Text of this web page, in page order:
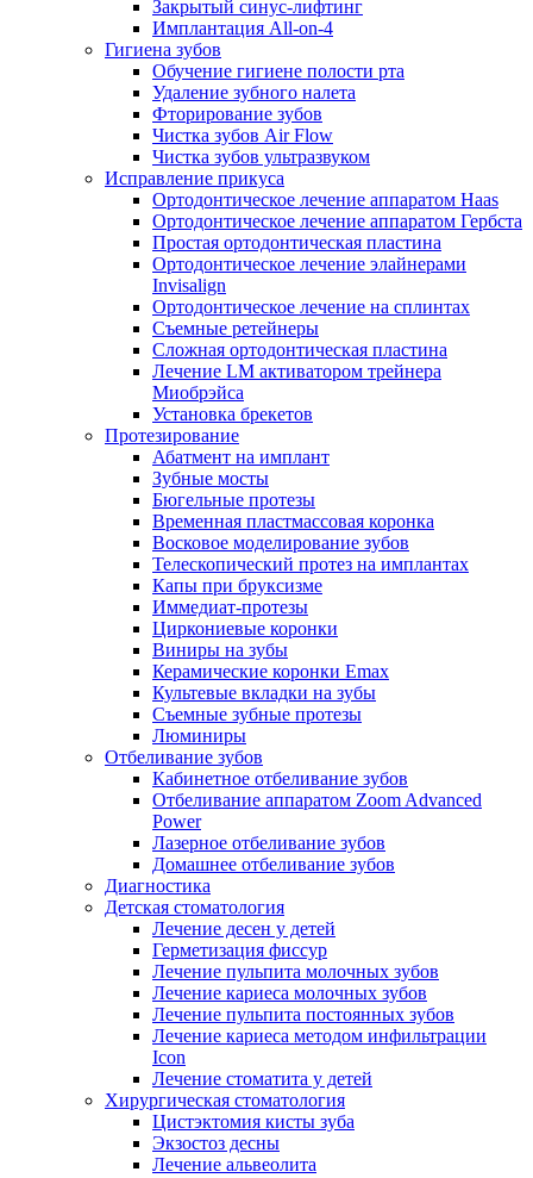
Закрытый синус-лифтинг
Имплантация All-on-4
Гигиена зубов
Обучение гигиене полости рта
Удаление зубного налета
Фторирование зубов
Чистка зубов Air Flow
Чистка зубов ультразвуком
Исправление прикуса
Ортодонтическое лечение аппаратом Haas
Ортодонтическое лечение аппаратом Гербста
Простая ортодонтическая пластина
Ортодонтическое лечение элайнерами
Invisalign
Ортодонтическое лечение на сплинтах
Съемные ретейнеры
Сложная ортодонтическая пластина
Лечение LM активатором трейнера
Миобрэйса
Установка брекетов
Протезирование
Абатмент на имплант
Зубные мосты
Бюгельные протезы
Временная пластмассовая коронка
Восковое моделирование зубов
Телескопический протез на имплантах
Капы при бруксизме
Иммедиат-протезы
Циркониевые коронки
Виниры на зубы
Керамические коронки Emax
Культевые вкладки на зубы
Съемные зубные протезы
Люминиры
Отбеливание зубов
Кабинетное отбеливание зубов
Отбеливание аппаратом Zoom Advanced
Power
Лазерное отбеливание зубов
Домашнее отбеливание зубов
Диагностика
Детская стоматология
Лечение десен у детей
Герметизация фиссур
Лечение пульпита молочных зубов
Лечение кариеса молочных зубов
Лечение пульпита постоянных зубов
Лечение кариеса методом инфильтрации
Icon
Лечение стоматита у детей
Хирургическая стоматология
Цистэктомия кисты зуба
Экзостоз десны
Лечение альвеолита